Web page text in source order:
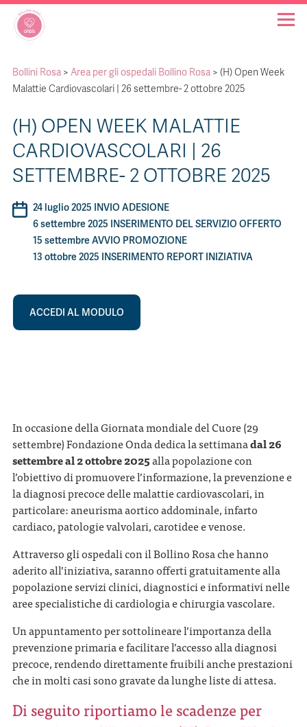
OSPEDALI BOLLINO ROSA
INIZIATIVE
NOTIZIE
FAQ
CHI SIAMO
Bollini Rosa > Area per gli ospedali Bollino Rosa > (H) Open Week
Malattie Cardiovascolari | 26 settembre- 2 ottobre 2025
(H) OPEN WEEK MALATTIE
CARDIOVASCOLARI | 26
SETTEMBRE- 2 OTTOBRE 2025
24 luglio 2025 INVIO ADESIONE
6 settembre 2025 INSERIMENTO DEL SERVIZIO OFFERTO
15 settembre AVVIO PROMOZIONE
13 ottobre 2025 INSERIMENTO REPORT INIZIATIVA
ACCEDI AL MODULO
In occasione della Giornata mondiale del Cuore (29
settembre) Fondazione Onda dedica la settimanadal 26
settembre al 2 ottobre 2025alla popolazione con
l’obiettivo di promuovere l’informazione, la prevenzione e
la diagnosi precoce delle malattie cardiovascolari, in
particolare: aneurisma aortico addominale, infarto
cardiaco, patologie valvolari, carotidee e venose.
Attraverso gli ospedali con il Bollino Rosa che hanno
aderito all’iniziativa, saranno offerti gratuitamente alla
popolazione servizi clinici, diagnostici e informativi nelle
aree specialistiche di cardiologia e chirurgia vascolare.
Un appuntamento per sottolineare l’importanza della
prevenzione primaria e facilitare l’accesso alla diagnosi
precoce, rendendo direttamente fruibili anche prestazioni
che in molti casi sono gravate da lunghe liste di attesa.
Di seguito riportiamo le scadenze per